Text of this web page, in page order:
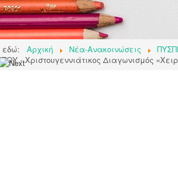
εδώ: Αρχική Νέα-Ανακοινώσεις
- Χριστουγεννιάτικος Διαγωνισμός